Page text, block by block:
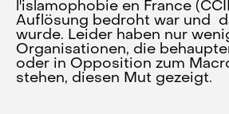
l'islamophobie en France
Auflösung bedroht war und
wurde. Leider haben nur
Organisationen, die
oder in Opposition zum
stehen, diesen Mut gezeigt.